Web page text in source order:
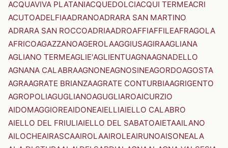
ACQUAVIVA PLATANIACQUEDOLCIACQUI TERMEACRI
ACUTOADELFIAADRANOADRARA SAN MARTINO
ADRARA SAN ROCCOADRIAADROAFFIAFFILEAFRAGOLA
AFRICOAGAZZANOAGEROLAAGGIUSAGIRAAGLIANA
AGLIANO TERMEAGLIE'AGLIENTUAGNAAGNADELLO
AGNANA CALABRAAGNONEAGNOSINEAGORDOAGOSTA
AGRAAGRATE BRIANZAAGRATE CONTURBIAAGRIGENTO
AGROPOLIAGUGLIANOAGUGLIAROAICURZIO
AIDOMAGGIOREAIDONEAIELLIAIELLO CALABRO
AIELLO DEL FRIULIAIELLO DEL SABATOAIETAAILANO
AILOCHEAIRASCAAIROLAAIROLEAIRUNOAISONEALA